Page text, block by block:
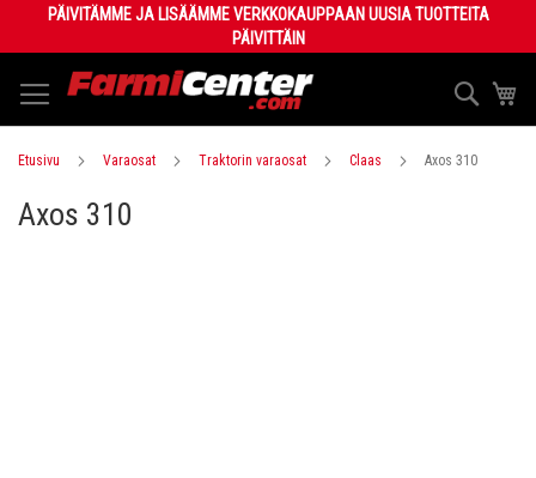
Content
PÄIVITÄMME JA LISÄÄMME VERKKOKAUPPAAN UUSIA TUOTTEITA
PÄIVITTÄIN
Haku
Etusivu Varaosat Traktorin varaosat Claas Axos 310
Axos 310